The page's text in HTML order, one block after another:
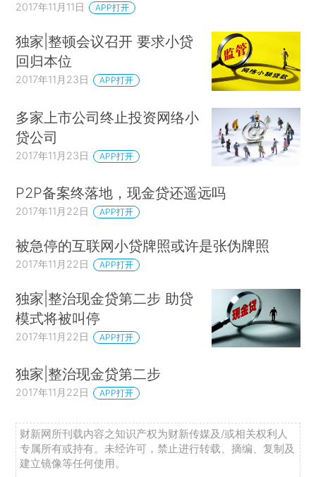
2017年11月11日 APP打开
独家|整顿会议召开 要求小贷
回归本位
2017年11月23日 APP打开
多家上市公司终止投资网络小
贷公司
2017年11月23日 APP打开
P2P备案终落地，现金贷还遥远吗
2017年11月22日 APP打开
被急停的互联网小贷牌照或许是张伪牌照
2017年11月22日 APP打开
独家|整治现金贷第二步 助贷
模式将被叫停
2017年11月22日 APP打开
独家|整治现金贷第二步
2017年11月22日 APP打开
财新网所刊载内容之知识产权为财新传媒及/或相关权利人
专属所有或持有。未经许可，禁止进行转载、摘编、复制及
建立镜像等任何使用。